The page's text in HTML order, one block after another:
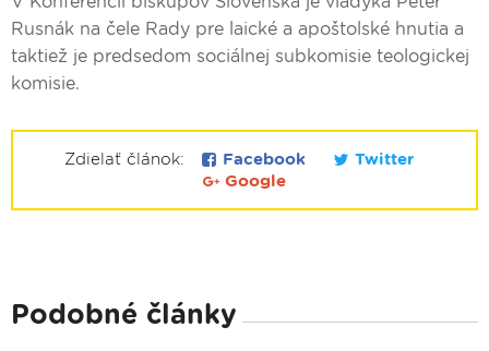
Rusnák na čele Rady pre laické a apoštolské hnutia a
taktiež je predsedom sociálnej subkomisie teologickej
komisie.
Zdielať článok: Facebook
Twitter
Google
Podobné články